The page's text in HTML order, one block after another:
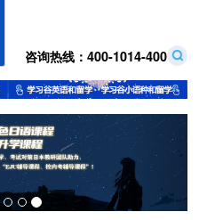
咨询热线：400-1014-400
Next